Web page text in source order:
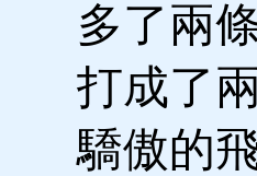
多了兩
打成了
驕傲的